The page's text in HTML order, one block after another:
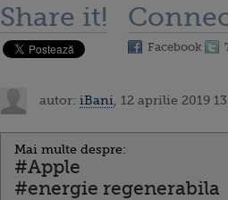
Share it!
Facebook
autor: iBani , 12 aprilie 2019
Mai multe despre:
#Apple
#energie regenerabila